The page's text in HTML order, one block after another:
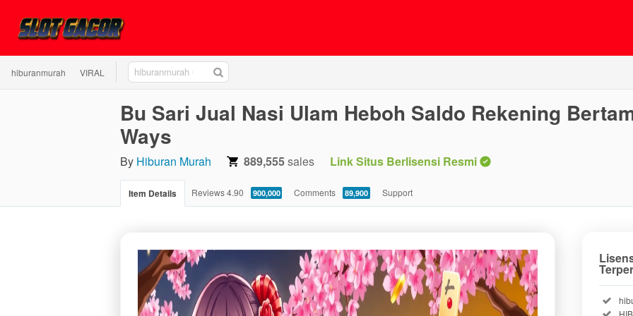
hiburanmurah VIRAL
GACOR
Bu Sari Jual Nasi Ulam Heboh Saldo Rekening
Ways
By Hiburan Murah 889,555sales Link Situs Berlisensi Resmi
Item Details Reviews4.90 4.90
900,000 Comments 89,900 Support